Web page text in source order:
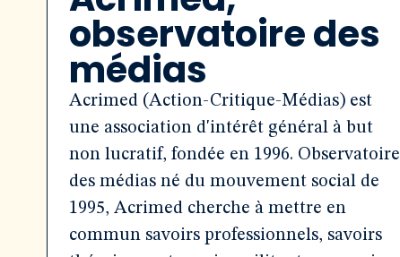
observatoire des
médias
Acrimed (Action-Critique-Médias) est
une association d'intérêt général à but
non lucratif, fondée en 1996. Observatoire
des médias né du mouvement social de
1995, Acrimed cherche à mettre en
commun savoirs professionnels, savoirs